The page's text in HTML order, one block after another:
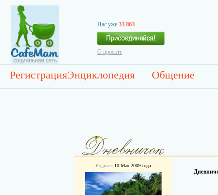
Нас уже 33 863
О проекте
РегистрацияЭнциклопедия Общение
Родился 10 Мая 2009 года